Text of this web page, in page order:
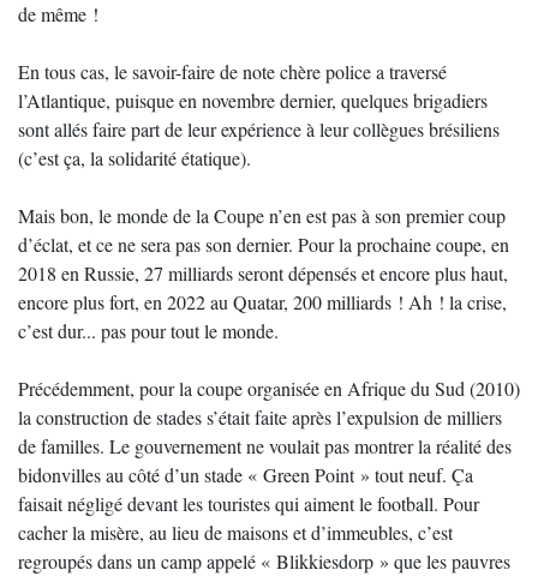
de même !
En tous cas, le savoir-faire de note chère police a traversé
l’Atlantique, puisque en novembre dernier, quelques brigadiers
sont allés faire part de leur expérience à leur collègues brésiliens
(c’est ça, la solidarité étatique).
Mais bon, le monde de la Coupe n’en est pas à son premier coup
d’éclat, et ce ne sera pas son dernier. Pour la prochaine coupe, en
2018 en Russie, 27 milliards seront dépensés et encore plus haut,
encore plus fort, en 2022 au Quatar, 200 milliards ! Ah ! la crise,
c’est dur... pas pour tout le monde.
Précédemment, pour la coupe organisée en Afrique du Sud (2010)
la construction de stades s’était faite après l’expulsion de milliers
de familles. Le gouvernement ne voulait pas montrer la réalité des
bidonvilles au côté d’un stade « Green Point » tout neuf. Ça
faisait négligé devant les touristes qui aiment le football. Pour
cacher la misère, au lieu de maisons et d’immeubles, c’est
regroupés dans un camp appelé « Blikkiesdorp » que les pauvres